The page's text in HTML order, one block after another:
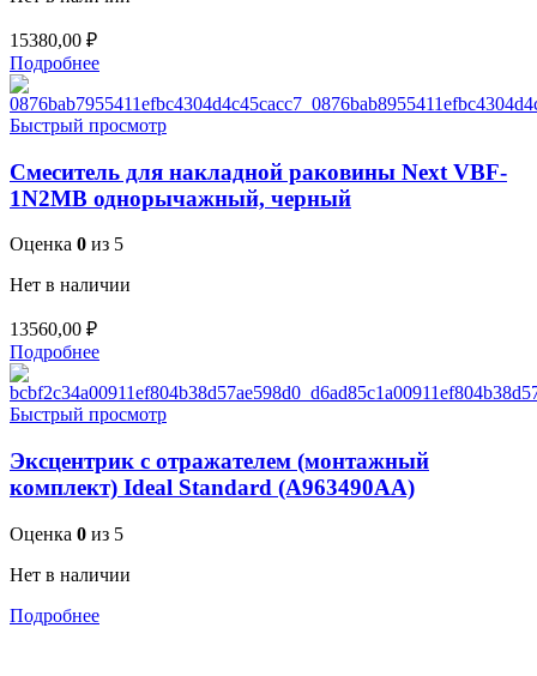
15380,00 ₽
Подробнее
Быстрый просмотр
Смеситель для накладной раковины Next VBF-
1N2MB однорычажный, черный
Оценка 0 из 5
Нет в наличии
13560,00 ₽
Подробнее
Быстрый просмотр
Эксцентрик с отражателем (монтажный
комплект) Ideal Standard (A963490AA)
Оценка 0 из 5
Нет в наличии
Подробнее